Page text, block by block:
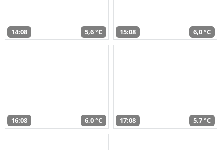
14:08 5,6 °C 15:08 6,0 °C
16:08 6,0 °C 17:08 5,7 °C